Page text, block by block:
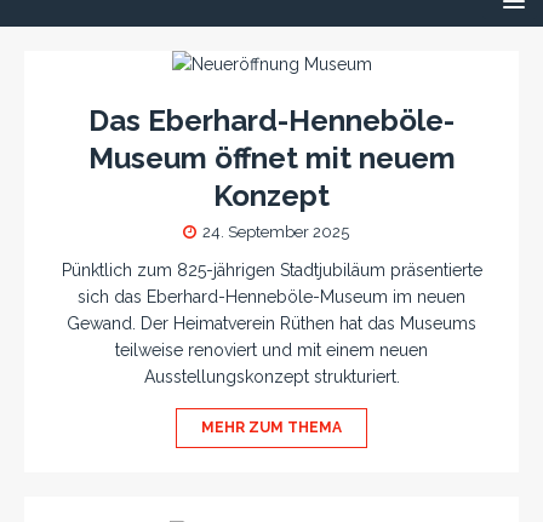
Das Eberhard-Henneböle-
Museum öffnet mit neuem
Konzept
24. September 2025
Pünktlich zum 825-jährigen Stadtjubiläum präsentierte
sich das Eberhard-Henneböle-Museum im neuen
Gewand. Der Heimatverein Rüthen hat das Museums
teilweise renoviert und mit einem neuen
Ausstellungskonzept strukturiert.
MEHR ZUM THEMA